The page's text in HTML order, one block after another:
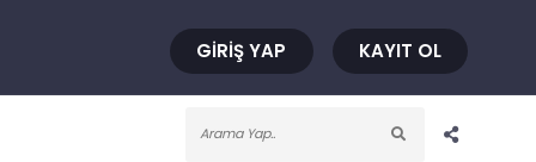
GIRIŞ YAP KAYIT OL